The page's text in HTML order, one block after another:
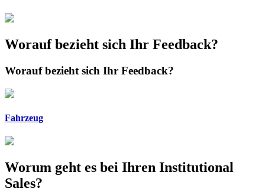
Worauf bezieht sich Ihr Feedback?
Worauf bezieht sich Ihr Feedback?
Fahrzeug
Worum geht es bei Ihren Institutional
Sales?